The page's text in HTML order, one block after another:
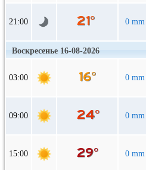
21:00 0 mm
Воскресенье 16-08-2026
03:00 0 mm
09:00 0 mm
15:00 0 mm